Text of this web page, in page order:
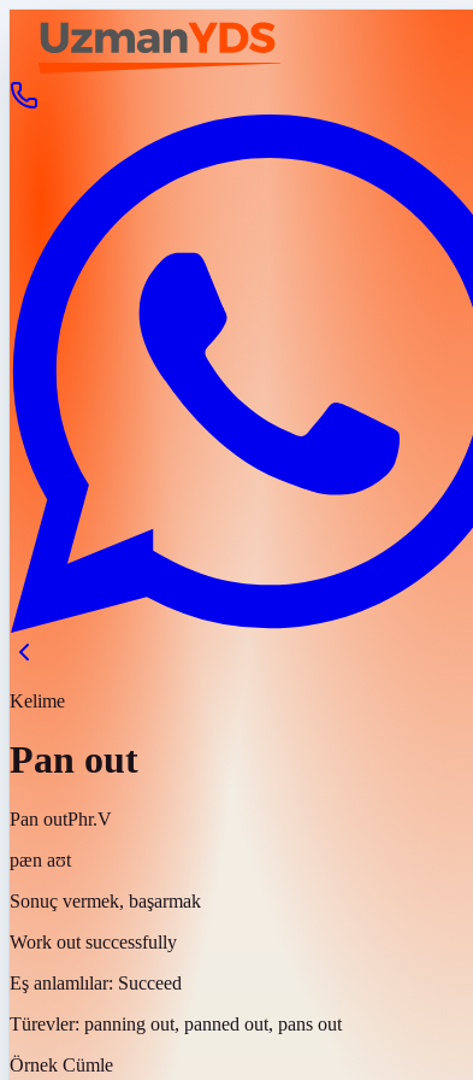
Kelime
Pan out
Pan outPhr.V
pæn aʊt
Sonuç vermek, başarmak
Work out successfully
Eş anlamlılar: Succeed
Türevler: panning out, panned out, pans out
Örnek Cümle